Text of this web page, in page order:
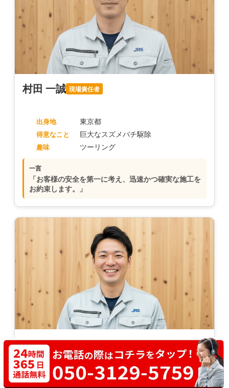
村田 一誠 現場責任者
出身地 東京都
得意なこと 巨大なスズメバチ駆除
趣味 ツーリング
一言
「お客様の安全を第一に考え、迅速かつ確実な施工を
お約束します。」
佐藤 良太
出身地 埼玉県